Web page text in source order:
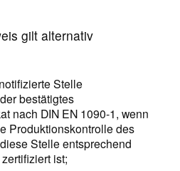
gilt alternativ
Stelle
bestätigtes
nach DIN EN 1090-1, wenn
Produktionskontrolle des
Stelle entsprechend
ist;